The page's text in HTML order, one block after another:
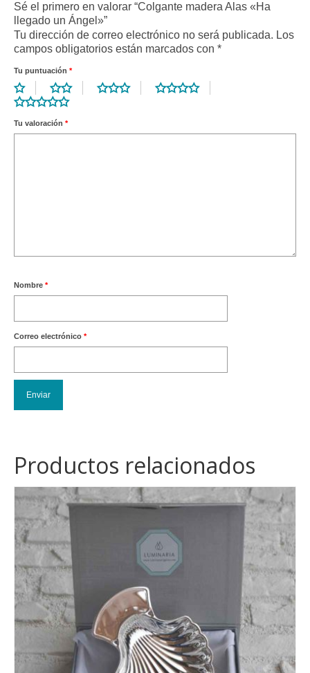
Sé el primero en valorar “Colgante madera Alas «Ha
llegado un Ángel»”
Tu dirección de correo electrónico no será publicada. Los
campos obligatorios están marcados con *
Tu puntuación *
Tu valoración *
Nombre *
Correo electrónico *
Productos relacionados